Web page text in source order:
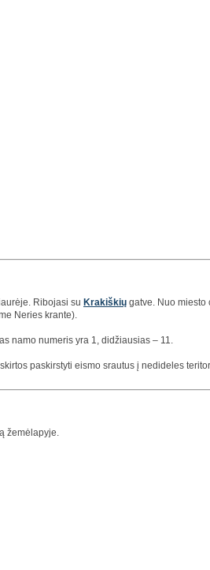
Ribojasi su Krakiškių gatve. Nuo miesto
Neries krante).
namo numeris yra 1, didžiausias – 11.
paskirstyti eismo srautus į nedideles
žemėlapyje.